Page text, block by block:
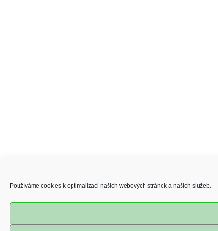
Používáme cookies k optimalizaci našich webových stránek a našich služeb.